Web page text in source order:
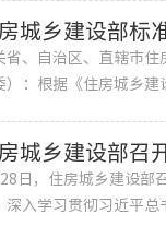
省、自治区、直辖市住
）：根据《住房城乡
日，住房城乡建设部
深入学习贯彻习近平总